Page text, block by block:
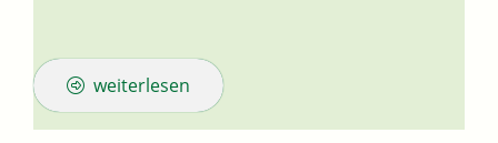
weiterlesen